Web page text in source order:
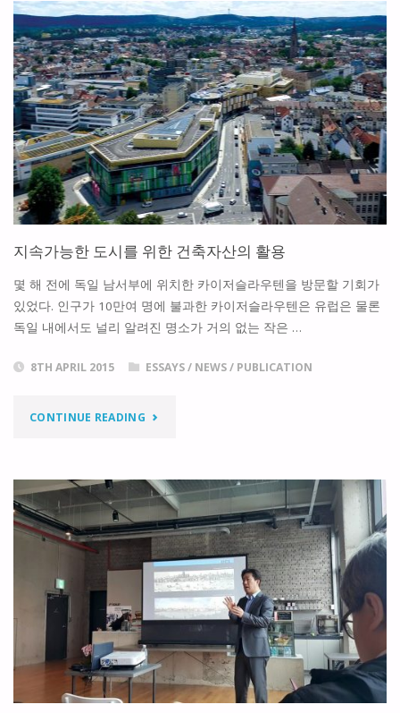
카
드
임
원
특
강
“지
속
가
능
한
생
도
시
의
미
지속가능한 도시를 위한 건축자산의 활용
몇 해 전에 독일 남서부에 위치한 카이저슬라우텐을 방문할 기회가
있었다. 인구가 10만여 명에 불과한 카이저슬라우텐은 유럽은 물론
독일 내에서도 널리 알려진 명소가 거의 없는 작은 …
8TH APRIL 2015 ESSAYS/ NEWS/ PUBLICATION
CONTINUE READING"지
가
능
한
도
시
를
위